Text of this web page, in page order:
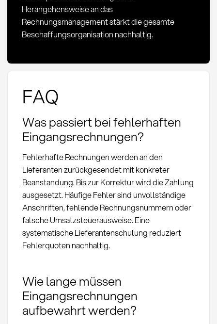
Herangehensweise an das
Rechnungsmanagement stärkt die gesamte
Beschaffungsorganisation nachhaltig.
FAQ
Was passiert bei fehlerhaften
Eingangsrechnungen?
Fehlerhafte Rechnungen werden an den
Lieferanten zurückgesendet mit konkreter
Beanstandung. Bis zur Korrektur wird die Zahlung
ausgesetzt. Häufige Fehler sind unvollständige
Anschriften, fehlende Rechnungsnummern oder
falsche Umsatzsteuerausweise. Eine
systematische Lieferantenschulung reduziert
Fehlerquoten nachhaltig.
Wie lange müssen
Eingangsrechnungen
aufbewahrt werden?